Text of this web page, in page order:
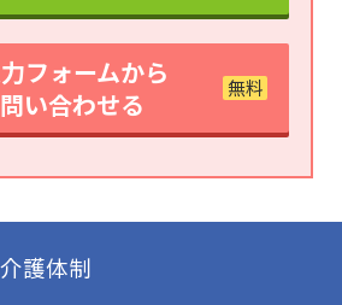
フォームから
問い合わせる
護体制